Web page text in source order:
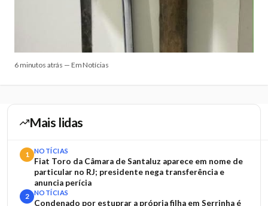
6 minutos atrás — Em Notícias
Mais lidas
1 NOTÍCIAS
Fiat Toro da Câmara de Santaluz aparece em nome de
particular no RJ; presidente nega transferência e
anuncia perícia
2 NOTÍCIAS
Condenado por estuprar a própria filha em Serrinha é